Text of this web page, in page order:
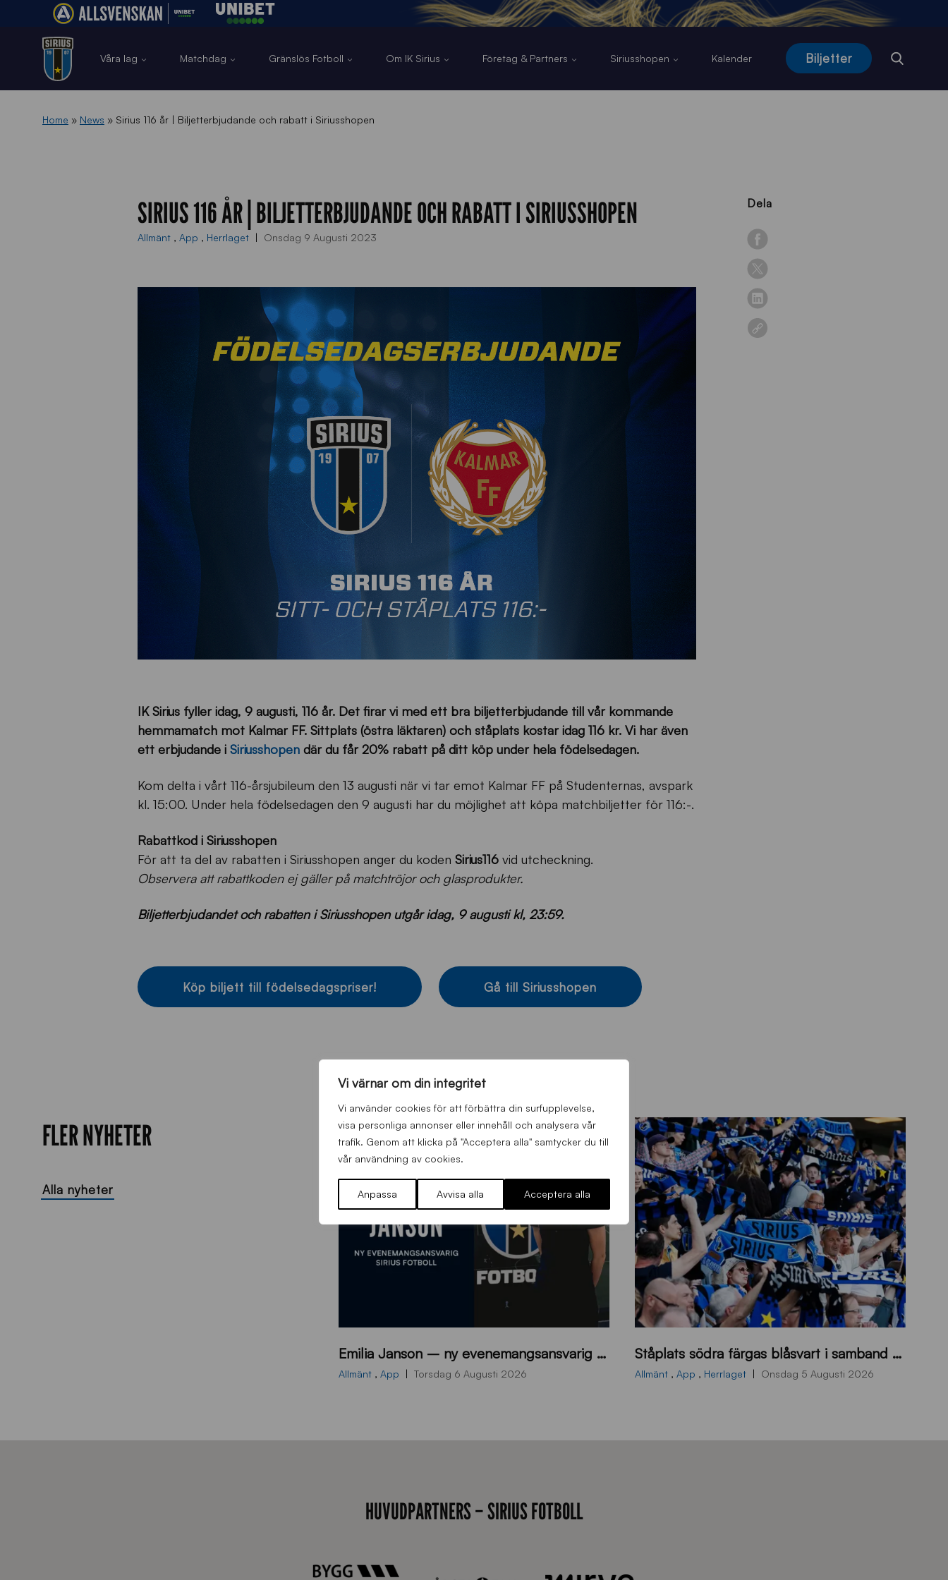
Vi värnar om din integritet
Vi använder cookies för att förbättra din surfupplevelse,
visa personliga annonser eller innehåll och analysera vår
trafik. Genom att klicka på "Acceptera alla" samtycker du till
vår användning av cookies.
Anpassa Avvisa alla Acceptera alla
Våra lag Matchdag Gränslös Fotboll Om IK Sirius Företag & Partners Siriusshopen Kalender Biljetter
Home » News » Sirius 116 år | Biljetterbjudande och rabatt i Siriusshopen
Dela
SIRIUS 116 ÅR | BILJETTERBJUDANDE OCH RABATT I SIRIUSSHOPEN
Allmänt , App , Herrlaget Onsdag 9 Augusti 2023
IK Sirius fyller idag, 9 augusti, 116 år. Det firar vi med ett bra biljetterbjudande till vår kommande
hemmamatch mot Kalmar FF. Sittplats (östra läktaren) och ståplats kostar idag 116 kr. Vi har även
ett erbjudande i Siriusshopen där du får 20% rabatt på ditt köp under hela födelsedagen.
Kom delta i vårt 116-årsjubileum den 13 augusti när vi tar emot Kalmar FF på Studenternas, avspark
kl. 15:00. Under hela födelsedagen den 9 augusti har du möjlighet att köpa matchbiljetter för 116:-.
Rabattkod i Siriusshopen
För att ta del av rabatten i Siriusshopen anger du koden Sirius116 vid utcheckning.
Observera att rabattkoden ej gäller på matchtröjor och glasprodukter.
Biljetterbjudandet och rabatten i Siriusshopen utgår idag, 9 augusti kl, 23:59.
Köp biljett till födelsedagspriser! Gå till Siriusshopen
FLER NYHETER
Alla nyheter
0
0
Emilia Janson – ny evenemangsansvarig för Sirius Fotboll
Allmänt , App Torsdag 6 Augusti 2026
ö
d
Ståplats södra färgas blåsvart i samband med nästa hemmamatch
Allmänt , App , Herrlaget Onsdag 5 Augusti 2026
HUVUDPARTNERS – SIRIUS FOTBOLL